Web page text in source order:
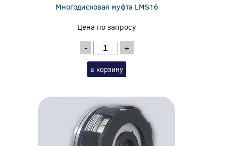
Многодисковая муфта LMS16
Цена по запросу
- +
в корзину